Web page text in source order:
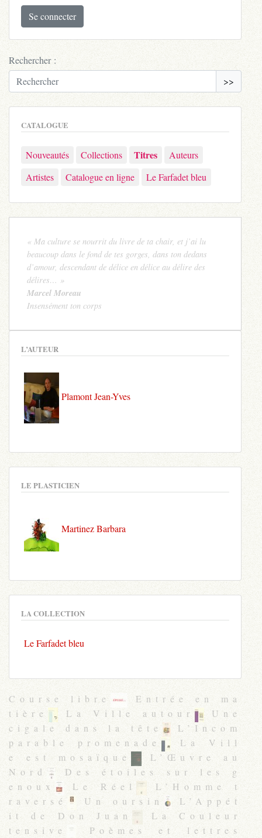
Se connecter
Rechercher :
>>
CATALOGUE
Nouveautés Collections Titres
Auteurs
Artistes
Catalogue en ligne Le Farfadet bleu
« Ma culture se nourrit du livre de ta chair, et j’ai lu
beaucoup dans le fond de tes gorges, dans ton dedans
d’amour, descendant de délice en délice au délire des
délires… »
Marcel Moreau
Insensément ton corps
L’AUTEUR
Plamont Jean-Yves
LE PLASTICIEN
Martinez Barbara
LA COLLECTION
Le Farfadet bleu
Course libre
Entrée en ma
tière
La Ville autour
Une
cigale dans la tête
L’Incom
parable promenade
La Vill
e est mosaïque
L’Œuvre au
Nord
Des étoiles sur les g
enoux
Le Réel
L’Homme t
raversé
Un oursin
L’Appét
it de Don Juan
La Couleur
tensive
Poèmes et lettres